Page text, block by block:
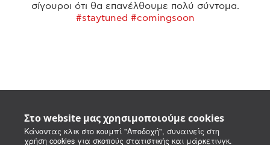
Στο website μας χρησιμοποιούμε cookies
Κάνοντας κλικ στο κουμπί "Αποδοχή", συναινείς στη
χρήση cookies για σκοπούς στατιστικής και μάρκετινγκ.
σίγουροι ότι θα επανέλθουμε πολύ σύντομα.
#staytuned #comingsoon